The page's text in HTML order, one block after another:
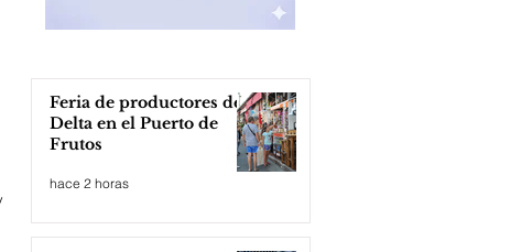
Feria de productores del
Delta en el Puerto de
Frutos
hace 2 horas